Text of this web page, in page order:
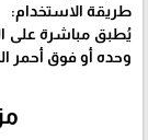
طريقة الاستخدام:
يُطبق مباشرة على
وحده أو فوق أحمر